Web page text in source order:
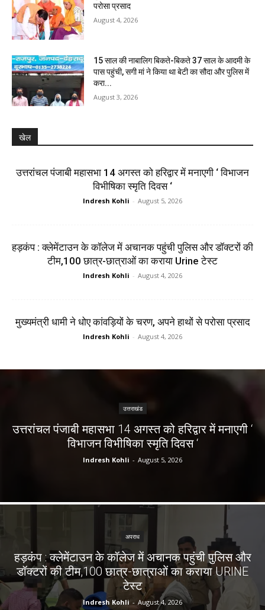
परोसा प्रसाद
August 4, 2026
15 साल की नाबालिग बिकते-बिकते 37 साल के आदमी के
पास पहुंची, सगी मां ने किया था बेटी का सौदा और पुलिस में
करा...
August 3, 2026
खेल
उत्तरांचल पंजाबी महासभा 14 अगस्त को हरिद्वार में मनाएगी ‘ विभाजन
विभीषिका स्मृति दिवस ‘
Indresh Kohli - August 5, 2026
हड़कंप : क्लेमेंटाउन के कॉलेज में अचानक पहुंची पुलिस और डॉक्टरों की
टीम,100 छात्र-छात्राओं का कराया Urine टेस्ट
Indresh Kohli - August 4, 2026
मुख्यमंत्री धामी ने धोए कांवड़ियों के चरण, अपने हाथों से परोसा प्रसाद
Indresh Kohli - August 4, 2026
उत्तराखंड
उत्तरांचल पंजाबी महासभा 14 अगस्त को हरिद्वार में मनाएगी ‘
विभाजन विभीषिका स्मृति दिवस ‘
Indresh Kohli - August 5, 2026
अपराध
हड़कंप : क्लेमेंटाउन के कॉलेज में अचानक पहुंची पुलिस और
डॉक्टरों की टीम,100 छात्र-छात्राओं का कराया URINE
टेस्ट
Indresh Kohli - August 4, 2026